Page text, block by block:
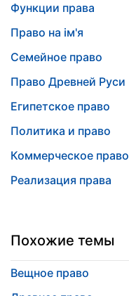
Функции права
Право на ім'я
Семейное право
Право Древней Руси
Египетское право
Политика и право
Коммерческое право
Реализация права
Похожие темы
Вещное право